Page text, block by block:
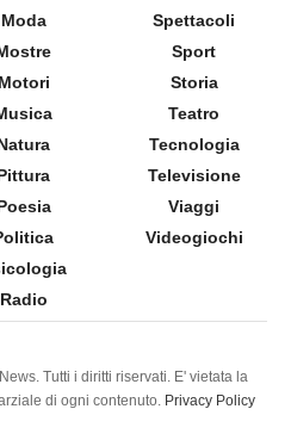
Moda
Motori
Radio
Spettacoli
Sport
Storia
Teatro
Tecnologia
Televisione
Viaggi
Videogiochi
Tutti i diritti riservati. E' vietata la
di ogni contenuto. Privacy Policy